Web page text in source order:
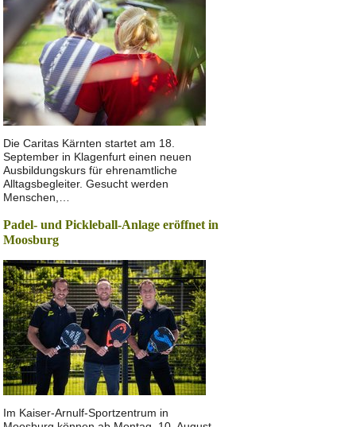
Die Caritas Kärnten startet am 18.
September in Klagenfurt einen neuen
Ausbildungskurs für ehrenamtliche
Alltagsbegleiter. Gesucht werden
Menschen,…
Padel- und Pickleball-Anlage eröffnet in
Moosburg
Im Kaiser-Arnulf-Sportzentrum in